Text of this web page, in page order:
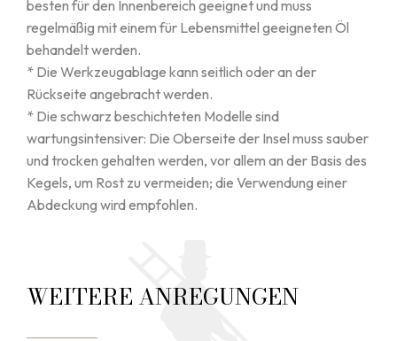
besten für den Innenbereich geeignet und muss
regelmäßig mit einem für Lebensmittel geeigneten Öl
behandelt werden.
* Die Werkzeugablage kann seitlich oder an der
Rückseite angebracht werden.
* Die schwarz beschichteten Modelle sind
wartungsintensiver: Die Oberseite der Insel muss sauber
und trocken gehalten werden, vor allem an der Basis des
Kegels, um Rost zu vermeiden; die Verwendung einer
Abdeckung wird empfohlen.
WEITERE ANREGUNGEN